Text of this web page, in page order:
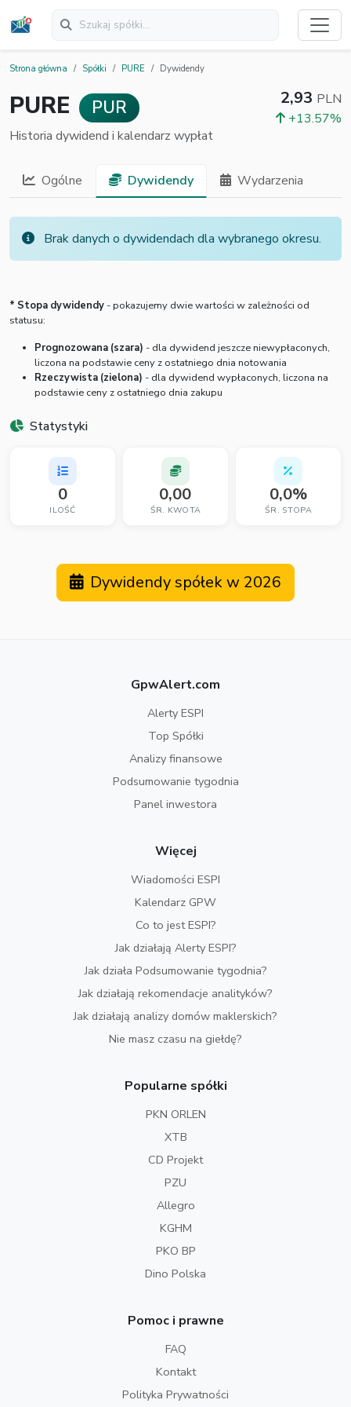
Strona główna Spółki PURE Dywidendy
PURE PUR 2,93 PLN
+13.57%
Historia dywidend i kalendarz wypłat
Ogólne Dywidendy Wydarzenia
Brak danych o dywidendach dla wybranego okresu.
* Stopa dywidendy - pokazujemy dwie wartości w zależności od
statusu:
Prognozowana (szara) - dla dywidend jeszcze niewypłaconych,
liczona na podstawie ceny z ostatniego dnia notowania
Rzeczywista (zielona) - dla dywidend wypłaconych, liczona na
podstawie ceny z ostatniego dnia zakupu
Statystyki
0
ILOŚĆ
0,00
ŚR. KWOTA
0,0%
ŚR. STOPA
Dywidendy spółek w 2026
GpwAlert.com
Alerty ESPI
Top Spółki
Analizy finansowe
Podsumowanie tygodnia
Panel inwestora
Więcej
Wiadomości ESPI
Kalendarz GPW
Co to jest ESPI?
Jak działają Alerty ESPI?
Jak działa Podsumowanie tygodnia?
Jak działają rekomendacje analityków?
Jak działają analizy domów maklerskich?
Nie masz czasu na giełdę?
Popularne spółki
PKN ORLEN
XTB
CD Projekt
PZU
Allegro
KGHM
PKO BP
Dino Polska
Pomoc i prawne
FAQ
Kontakt
Polityka Prywatności